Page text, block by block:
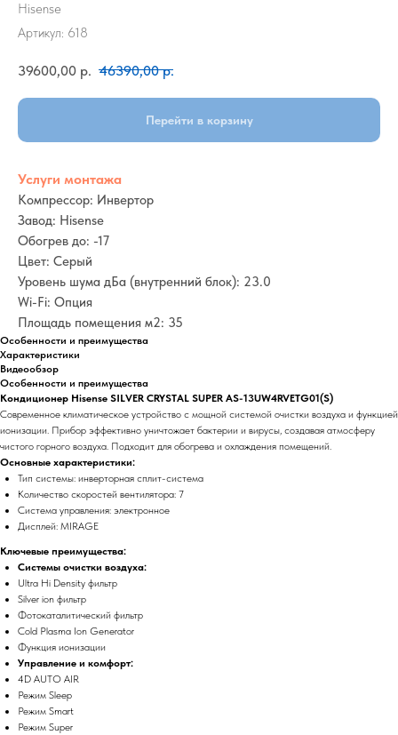
Hisense
Артикул: 618
39600,00 р. 46390,00 р.
Перейти в корзину
Услуги монтажа
Компрессор: Инвертор
Завод: Hisense
Обогрев до: -17
Цвет: Серый
Уровень шума дБа (внутренний блок): 23.0
Wi-Fi: Опция
Площадь помещения м2: 35
Особенности и преимущества
Характеристики
Видеообзор
Особенности и преимущества
Кондиционер Hisense SILVER CRYSTAL SUPER AS-13UW4RVETG01(S)
Современное климатическое устройство с мощной системой очистки воздуха и функцией
ионизации. Прибор эффективно уничтожает бактерии и вирусы, создавая атмосферу
чистого горного воздуха. Подходит для обогрева и охлаждения помещений.
Основные характеристики:
Тип системы: инверторная сплит-система
Количество скоростей вентилятора: 7
Система управления: электронное
Дисплей: MIRAGE
Ключевые преимущества:
Системы очистки воздуха:
Ultra Hi Density фильтр
Silver ion фильтр
Фотокаталитический фильтр
Cold Plasma Ion Generator
Функция ионизации
Управление и комфорт:
4D AUTO AIR
Режим Sleep
Режим Smart
Режим Super